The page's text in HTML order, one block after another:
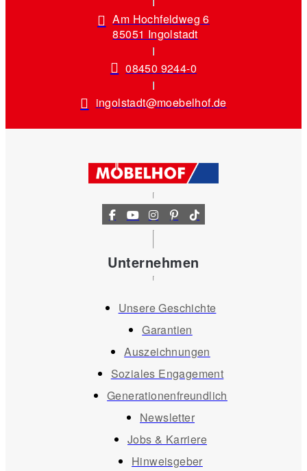
Am Hochfeldweg 6
85051 Ingolstadt
08450 9244-0
ingolstadt@moebelhof.de
Unternehmen
Unsere Geschichte
Garantien
Auszeichnungen
Soziales Engagement
Generationenfreundlich
Newsletter
Jobs & Karriere
Hinweisgeber